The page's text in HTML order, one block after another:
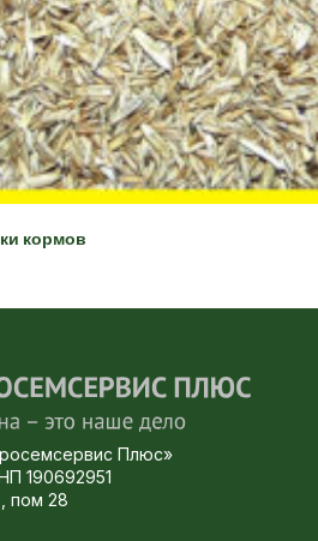
кормов
Плюс»
190692951
пом 28